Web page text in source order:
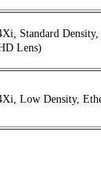
Standard
Lens)
Low Density,